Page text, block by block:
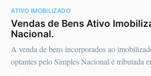
ATIVO IMOBILIZADO
Vendas de Bens Ativo
Nacional.
A venda de bens incorporados ao
optantes pelo Simples Nacional é tributada